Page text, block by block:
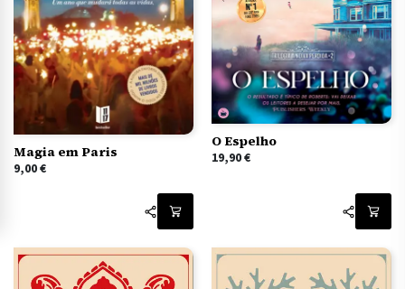
Magia em Paris
9,00€
O Espelho
19,90€